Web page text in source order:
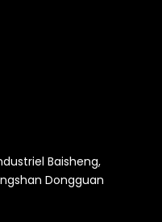
Baisheng,
Dongguan